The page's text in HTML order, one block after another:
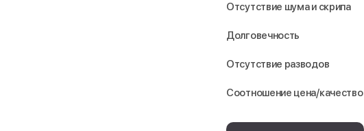
Отсутствие шума и скрипа
Долговечность
Отсутствие разводов
Соотношение цена/качество